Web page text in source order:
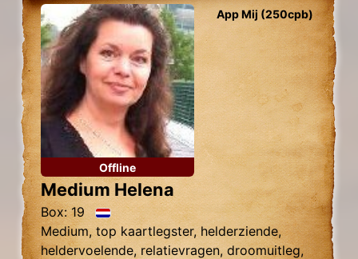
Offline
App Mij (250cpb)
Medium Helena
Box: 19
Medium, top kaartlegster, helderziende,
heldervoelende, relatievragen, droomuitleg,